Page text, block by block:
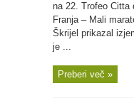
na 22. Trofeo Citta
Franja – Mali
Škrijel prikazal
je ...
Preberi več »